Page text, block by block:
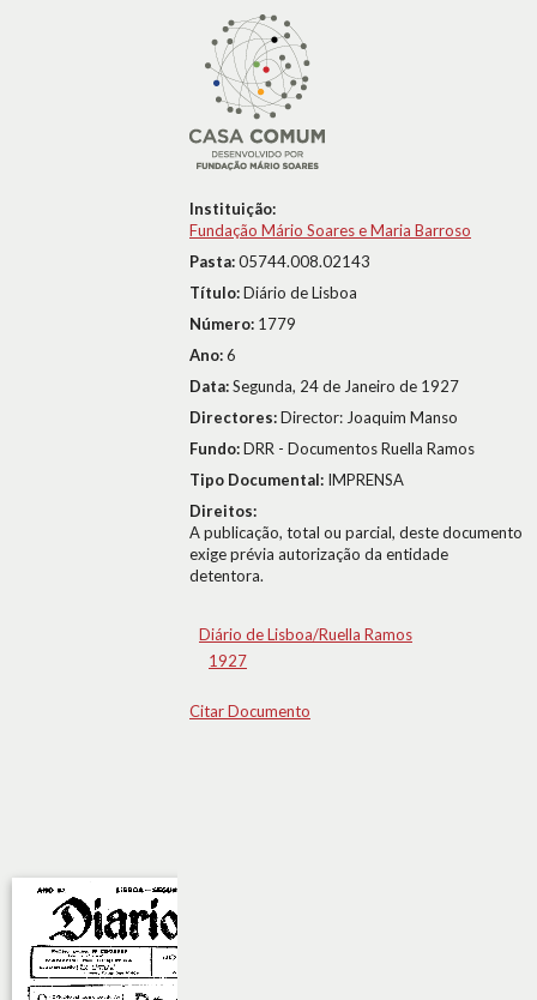
Instituição:
Fundação Mário Soares e Maria Barroso
Pasta:05744.008.02143
Título:Diário de Lisboa
Número: 1779
Ano:6
Data:Segunda, 24 de Janeiro de 1927
Directores:Director: Joaquim Manso
Fundo:DRR - Documentos Ruella Ramos
Tipo Documental: IMPRENSA
Direitos:
A publicação, total ou parcial, deste documento
exige prévia autorização da entidade
detentora.
Diário de Lisboa/Ruella Ramos
1927
Citar Documento